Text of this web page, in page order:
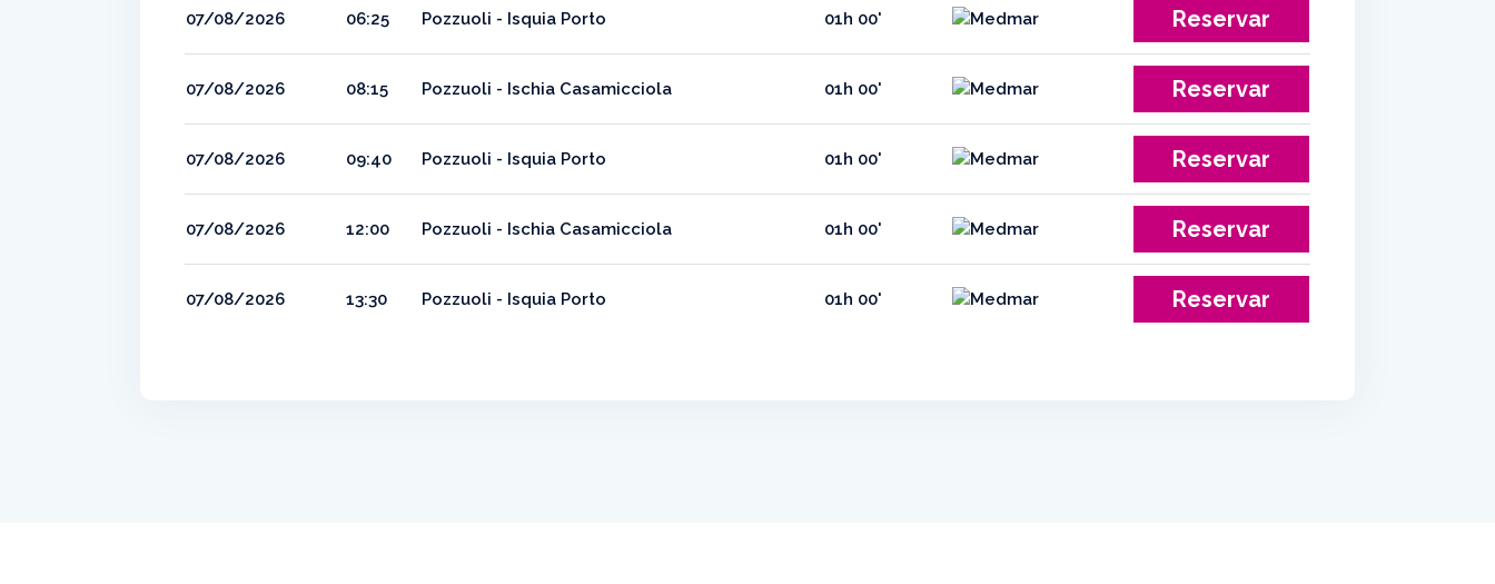
07/08/2026 06:25 Pozzuoli - Isquia Porto 01h 00' Reservar
07/08/2026 08:15 Pozzuoli - Ischia Casamicciola 01h 00' Reservar
07/08/2026 09:40 Pozzuoli - Isquia Porto 01h 00' Reservar
07/08/2026 12:00 Pozzuoli - Ischia Casamicciola 01h 00' Reservar
07/08/2026 13:30 Pozzuoli - Isquia Porto 01h 00' Reservar